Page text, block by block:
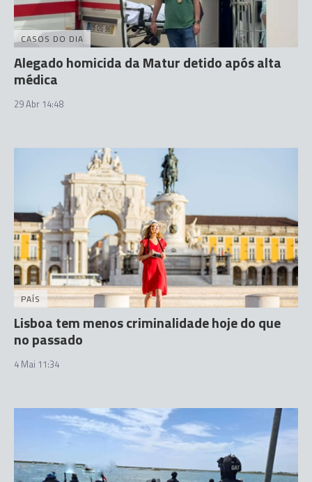
CASOS DO DIA
Alegado homicida da Matur detido após alta
médica
29 Abr 14:48
PAÍS
Lisboa tem menos criminalidade hoje do que
no passado
4 Mai 11:34